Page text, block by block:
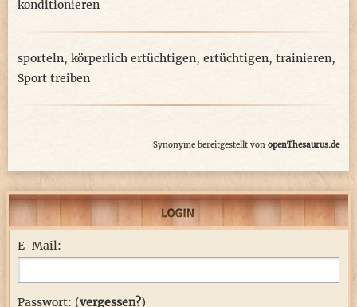
konditionieren
sporteln, körperlich ertüchtigen, ertüchtigen, trainieren,
Sport treiben
Synonyme bereitgestellt von openThesaurus.de
E-Mail:
Passwort: (vergessen?)